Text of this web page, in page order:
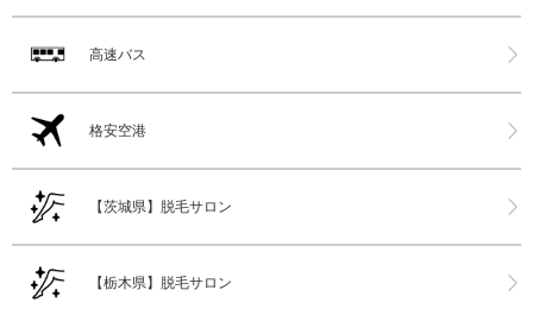
高速バス
格安空港
【茨城県】脱毛サロン
【栃木県】脱毛サロン